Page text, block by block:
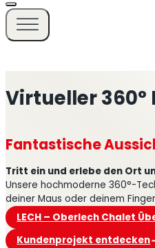
Fantastische
Virtueller 360°
Tritt ein und erlebe den Ort
Unsere hochmoderne 360°-
deiner Maus oder deinem
LECH – Oberlech Chalet
Kundenprojekt entdecken